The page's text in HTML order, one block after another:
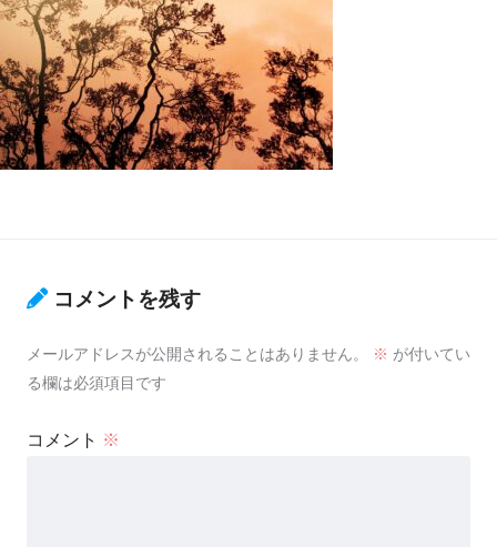
コメントを残す
メールアドレスが公開されることはありません。 ※ が付いてい
る欄は必須項目です
コメント ※